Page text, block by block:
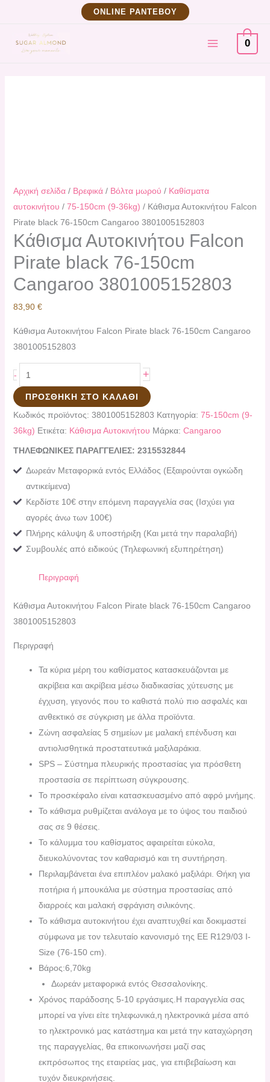
περιεχόμενο
ΟNLINE ΡΑΝΤΕΒΟΥ
MAIN
MENU
0
Αρχική σελίδα/ Βρεφικά/ Βόλτα μωρού / Καθίσματα
αυτοκινήτου / 75-150cm (9-36kg) / Kάθισμα Αυτοκινήτου Falcon
Pirate black 76-150cm Cangaroo 3801005152803
Kάθισμα Αυτοκινήτου Falcon
Pirate black 76-150cm
Cangaroo 3801005152803
83,90 €
Kάθισμα Αυτοκινήτου Falcon Pirate black 76-150cm Cangaroo
3801005152803
-
Falcon
Pirate
+
ΠΡΟΣΘΉΚΗ ΣΤΟ ΚΑΛΆΘΙ
Κωδικός προϊόντος: 3801005152803 Κατηγορία: 75-150cm (9-
36kg) Ετικέτα: Kάθισμα Αυτοκινήτου Μάρκα: Cangaroo
ΤΗΛΕΦΩΝΙΚΕΣ ΠΑΡΑΓΓΕΛΙΕΣ: 2315532844
Δωρεάν Μεταφορικά εντός Ελλάδος (Εξαιρούνται ογκώδη
αντικείμενα)
Κερδίστε 10€ στην επόμενη παραγγελία σας (Ισχύει για
αγορές άνω των 100€)
Πλήρης κάλυψη & υποστήριξη (Και μετά την παραλαβή)
Συμβουλές από ειδικούς (Τηλεφωνική εξυπηρέτηση)
Περιγραφή
Kάθισμα Αυτοκινήτου Falcon Pirate black 76-150cm Cangaroo
3801005152803
Περιγραφή
Τα κύρια μέρη του καθίσματος κατασκευάζονται με
ακρίβεια και ακρίβεια μέσω διαδικασίας χύτευσης με
έγχυση, γεγονός που το καθιστά πολύ πιο ασφαλές και
ανθεκτικό σε σύγκριση με άλλα προϊόντα.
Ζώνη ασφαλείας 5 σημείων με μαλακή επένδυση και
αντιολισθητικά προστατευτικά μαξιλαράκια.
SPS – Σύστημα πλευρικής προστασίας για πρόσθετη
προστασία σε περίπτωση σύγκρουσης.
Το προσκέφαλο είναι κατασκευασμένο από αφρό μνήμης.
Το κάθισμα ρυθμίζεται ανάλογα με το ύψος του παιδιού
σας σε 9 θέσεις.
Το κάλυμμα του καθίσματος αφαιρείται εύκολα,
διευκολύνοντας τον καθαρισμό και τη συντήρηση.
Περιλαμβάνεται ένα επιπλέον μαλακό μαξιλάρι. Θήκη για
ποτήρια ή μπουκάλια με σύστημα προστασίας από
διαρροές και μαλακή σφράγιση σιλικόνης.
Το κάθισμα αυτοκινήτου έχει αναπτυχθεί και δοκιμαστεί
σύμφωνα με τον τελευταίο κανονισμό της ΕΕ R129/03 I-
Size (76-150 cm).
Βάρος:6,70kg
Δωρεάν μεταφορικά εντός Θεσσαλονίκης.
Χρόνος παράδοσης 5-10 εργάσιμες.H παραγγελία σας
μπορεί να γίνει είτε τηλεφωνικά,η ηλεκτρονικά μέσα από
το ηλεκτρονικό μας κατάστημα και μετά την καταχώρηση
της παραγγελίας, θα επικοινωνήσει μαζί σας
εκπρόσωπος της εταιρείας μας, για επιβεβαίωση και
τυχόν διευκρινήσεις.